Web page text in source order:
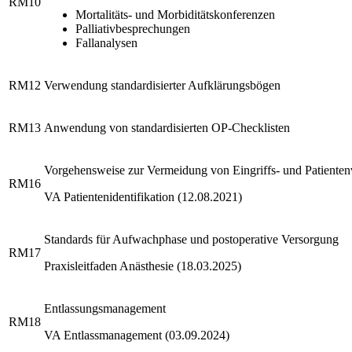
Mortalitäts- und Morbiditätskonferenzen
Palliativbesprechungen
Fallanalysen
RM12 Verwendung standardisierter Aufklärungsbögen
RM13 Anwendung von standardisierten OP-Checklisten
RM16
Vorgehensweise zur Vermeidung von Eingriffs- und
VA Patientenidentifikation (12.08.2021)
RM17
Standards für Aufwachphase und postoperative Versorgung
Praxisleitfaden Anästhesie (18.03.2025)
RM18
Entlassungsmanagement
VA Entlassmanagement (03.09.2024)